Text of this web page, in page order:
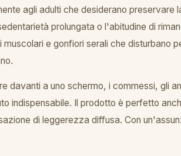
agli adulti che desiderano
prolungata o l'abitudine di
muscolari e gonfiori serali che
davanti a uno schermo, i commessi, gli
indispensabile. Il prodotto è perfetto
di leggerezza diffusa. Con